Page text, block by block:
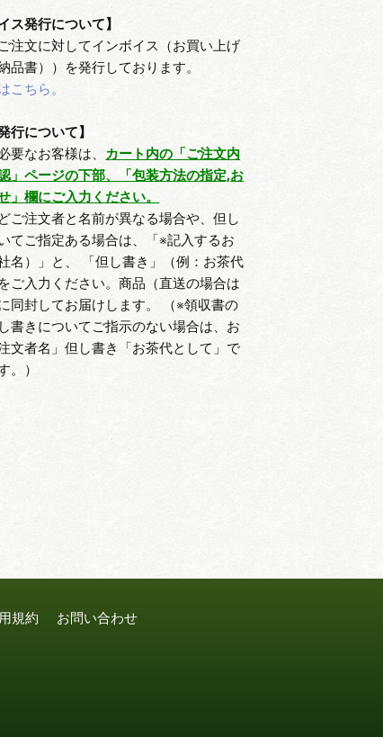
ス発行について】
注文に対してインボイス（お買い上げ
品書））を発行しております。
こちら。
行について】
要なお客様は、 カート内の「ご注文内
」ページの下部、「包装方法の指定,お
」欄にご入力ください。
ご注文者と名前が異なる場合や、但し
てご指定ある場合は、「※記入するお
名）」と、 「但し書き」（例：お茶代
ご入力ください。商品（直送の場合は
同封してお届けします。 （※領収書の
書きについてご指示のない場合は、お
文者名」但し書き「お茶代として」で
。）
規約 お問い合わせ